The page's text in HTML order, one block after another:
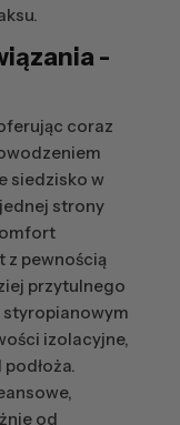
-
coraz
siedzisko w
strony
z pewnością
przytulnego
styropianowym
izolacyjne,
od